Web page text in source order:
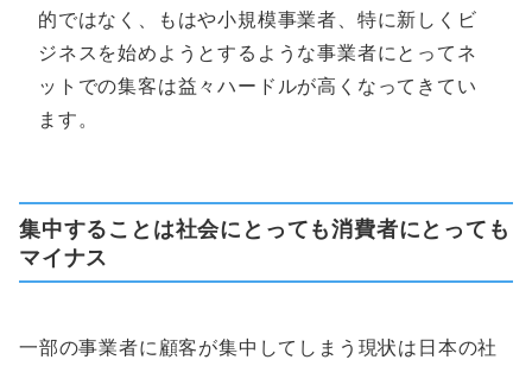
的ではなく、もはや小規模事業者、特に新しくビ
ジネスを始めようとするような事業者にとってネ
ットでの集客は益々ハードルが高くなってきてい
ます。
集中することは社会にとっても消費者にとっても
マイナス
一部の事業者に顧客が集中してしまう現状は日本の社